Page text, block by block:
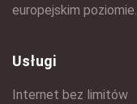
europejskim poziomie.
Usługi
Internet bez limitów